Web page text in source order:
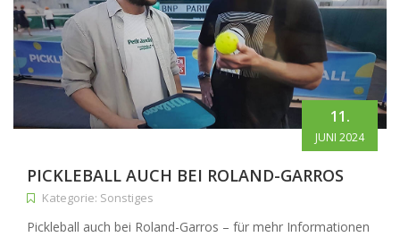
11.
JUNI 2024
PICKLEBALL AUCH BEI ROLAND-GARROS
Kategorie: Sonstiges
Pickleball auch bei Roland-Garros – für mehr Informationen